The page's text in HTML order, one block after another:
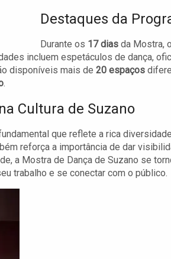
Destaques da
Durante os 17 dias da Mostra,
incluem espetáculos de dança,
disponíveis mais de 20 espaços
.
Cultura de Suzano
que reflete a rica
reforça a importância de dar
a Mostra de Dança de Suzano se
trabalho e se conectar com o público.